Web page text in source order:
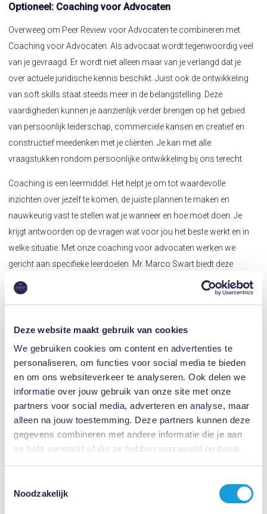
Deze website maakt gebruik van cookies
We gebruiken cookies om content en advertenties te
personaliseren, om functies voor social media te bieden
en om ons websiteverkeer te analyseren. Ook delen we
informatie over jouw gebruik van onze site met onze
partners voor social media, adverteren en analyse, maar
alleen na jouw toestemming. Deze partners kunnen deze
gegevens combineren met andere informatie die je aan
ze hebt verstrekt of die ze hebben verzameld op basis
Noodzakelijk
Optioneel: Coaching voor Advocaten
Overweeg om Peer Review voor Advocaten te combineren met
Coaching voor Advocaten. Als advocaat wordt tegenwoordig veel
van je gevraagd. Er wordt niet alleen maar van je verlangd dat je
over actuele juridische kennis beschikt. Juist ook de ontwikkeling
van soft skills staat steeds meer in de belangstelling. Deze
vaardigheden kunnen je aanzienlijk verder brengen op het gebied
van persoonlijk leiderschap, commerciële kansen en creatief en
constructief meedenken met je cliënten. Je kan met alle
vraagstukken rondom persoonlijke ontwikkeling bij ons terecht.
Coaching is een leermiddel. Het helpt je om tot waardevolle
inzichten over jezelf te komen, de juiste plannen te maken en
nauwkeurig vast te stellen wat je wanneer en hoe moet doen. Je
krijgt antwoorden op de vragen wat voor jou het beste werkt en in
welke situatie. Met onze coaching voor advocaten werken we
gericht aan specifieke leerdoelen. Mr. Marco Swart biedt deze
specifieke coaching aan, die je separaat kan volgen, maar die je
ook kan doen in combinatie met Peer Review.
Hoe wij Peer Review aanpakken
Als je belangstelling hebt voor een Peer Review nodigen wij je van
harte uit om contact met ons op te nemen. Onze aanpak van de
- Intake: Graag bespreken we met je hoe we de Peer Review samen
gaan aanpakken, hoe we met de geheimhouding zullen omgaan, of
je nog eventuele wensen, leerdoelen of aandachtspunten hebt. We
We kiezen samen een geschikte datum en tijdstip waarop de Peer
Review zal plaatsvinden. Je hebt volop gelegenheid je vragen te